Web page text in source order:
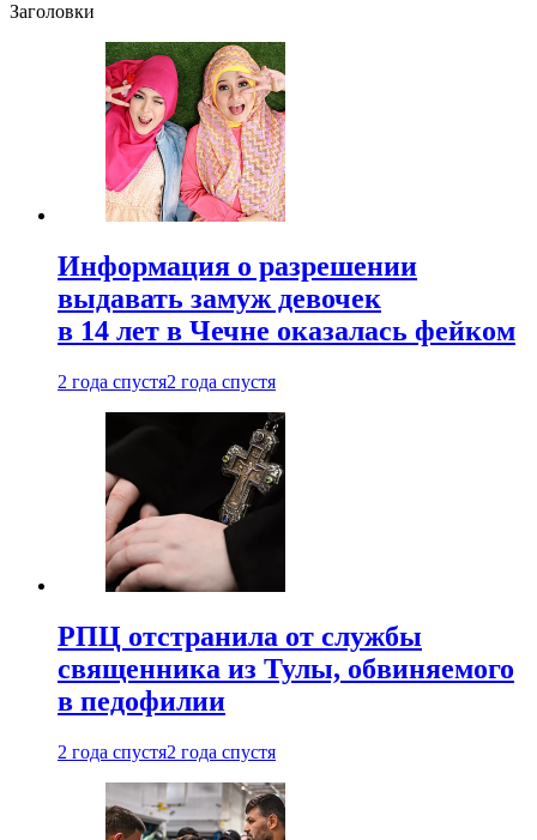
Заголовки
Информация о разрешении
выдавать замуж девочек
в 14 лет в Чечне оказалась фейком
2 года спустя2 года спустя
РПЦ отстранила от службы
священника из Тулы, обвиняемого
в педофилии
2 года спустя2 года спустя